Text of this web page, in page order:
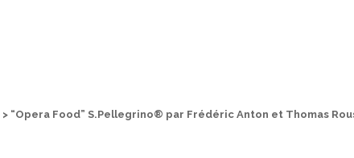
> “Opera Food” S.Pellegrino® par Frédéric Anton et Thomas